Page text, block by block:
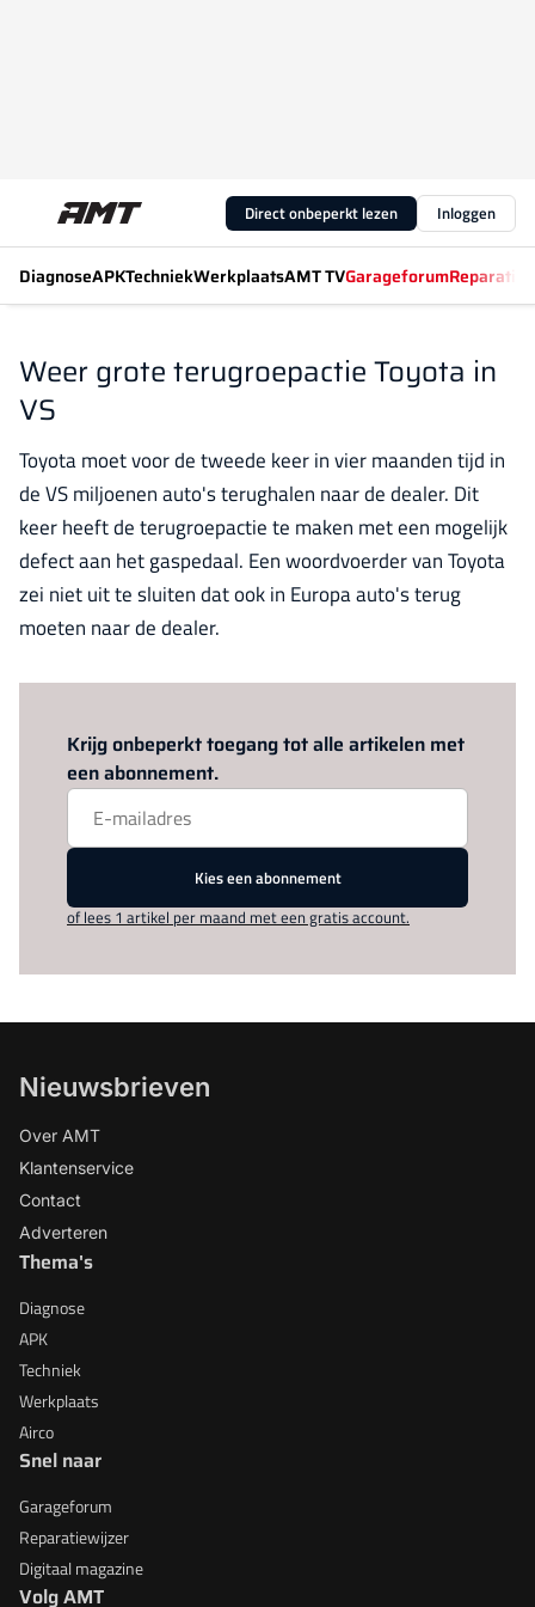
Direct onbeperkt lezen Inloggen
DiagnoseAPKTechniekWerkplaatsAMT TVGarageforum
Weer grote terugroepactie Toyota in
VS
Toyota moet voor de tweede keer in vier maanden tijd in
de VS miljoenen auto's terughalen naar de dealer. Dit
keer heeft de terugroepactie te maken met een mogelijk
defect aan het gaspedaal. Een woordvoerder van Toyota
zei niet uit te sluiten dat ook in Europa auto's terug
moeten naar de dealer.
Krijg onbeperkt toegang tot alle artikelen met
een abonnement.
Kies een abonnement
of lees 1 artikel per maand met een gratis account.
Nieuwsbrieven
Over AMT
Klantenservice
Contact
Adverteren
Thema's
Diagnose
APK
Techniek
Werkplaats
Airco
Snel naar
Garageforum
Reparatiewijzer
Digitaal magazine
Volg AMT